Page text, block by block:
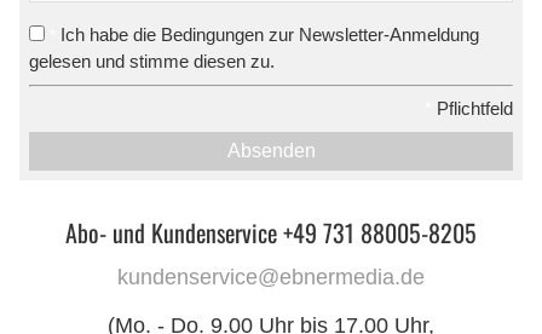
Ich habe die Bedingungen zur Newsletter-Anmeldung
gelesen und stimme diesen zu.
Pflichtfeld
Absenden
Abo- und Kundenservice +49 731 88005-8205
kundenservice@ebnermedia.de
(Mo. - Do. 9.00 Uhr bis 17.00 Uhr,